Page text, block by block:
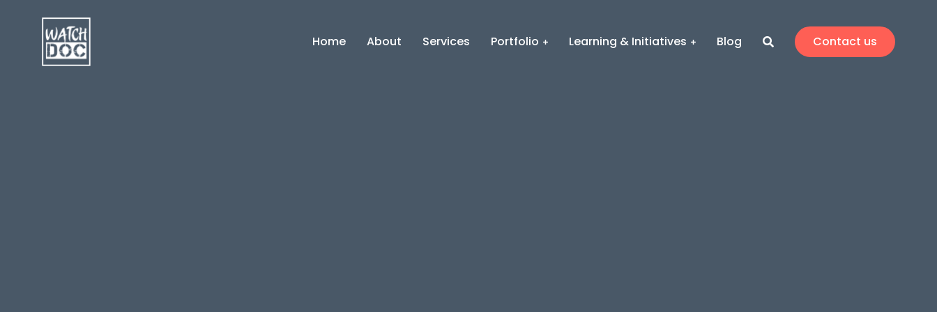
Home About Services Portfolio Learning & Initiatives Blog Contact us